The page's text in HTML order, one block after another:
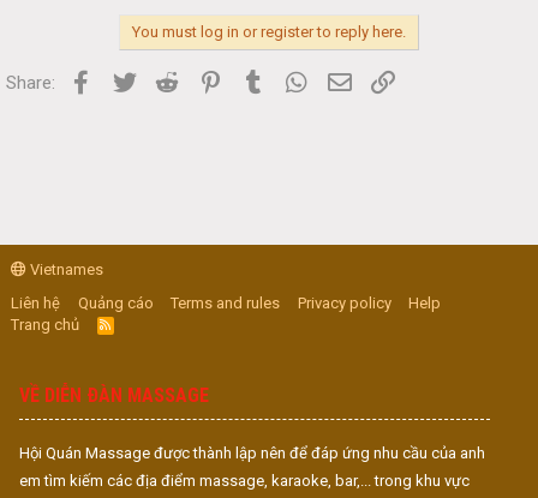
You must log in or register to reply here.
Share: Facebook
Twitter Reddit PinterestTumblr WhatsApp
Email
Vietnames
Liên hệ
Quảng cáo Terms and rules Privacy policy
Help
Trang chủ
R
S
VỀ DIỄN ĐÀN MASSAGE
Hội Quán Massage được thành lập nên để đáp ứng nhu cầu của anh
em tìm kiếm các địa điểm massage, karaoke, bar,... trong khu vực